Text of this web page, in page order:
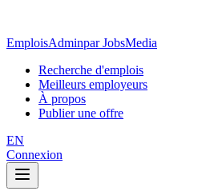
EmploisAdminpar JobsMedia
Recherche d'emplois
Meilleurs employeurs
À propos
Publier une offre
EN
Connexion